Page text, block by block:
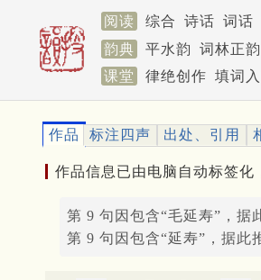
阅读 综合 诗话 词话
韵典
平水韵 词林正韵
课堂
律绝创作 填词
作品 标注四声 出处、引用
作品信息已由电脑自动标签化
第 9 句因包含“毛延寿”，据
第 9 句因包含“延寿”，据此